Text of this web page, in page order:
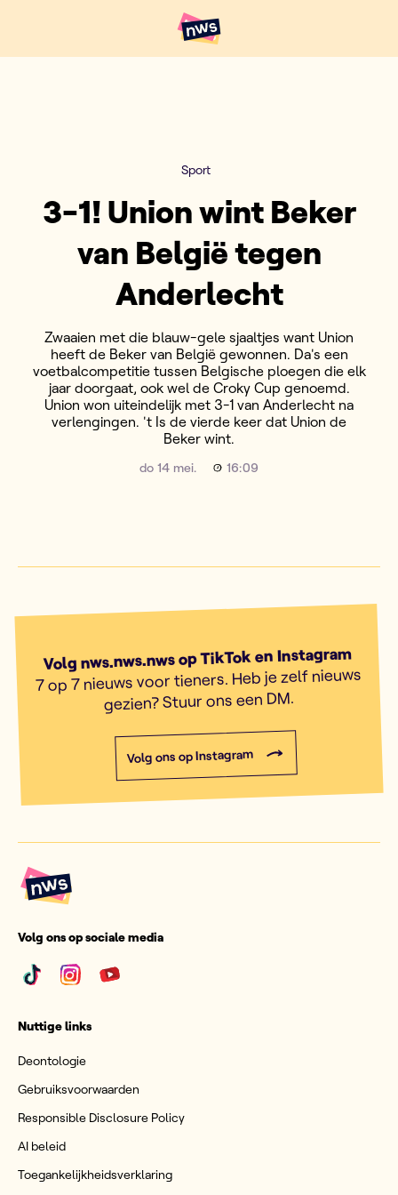
Hoofdpunten VRT NWS
Sport
3-1! Union wint Beker
van België tegen
Anderlecht
Zwaaien met die blauw-gele sjaaltjes want Union
heeft de Beker van België gewonnen. Da's een
voetbalcompetitie tussen Belgische ploegen die elk
jaar doorgaat, ook wel de Croky Cup genoemd.
Union won uiteindelijk met 3-1 van Anderlecht na
verlengingen. 't Is de vierde keer dat Union de
Beker wint.
do 14 mei. 16:09
Volg nws.nws.nws op TikTok en Instagram
7 op 7 nieuws voor tieners. Heb je zelf nieuws
gezien? Stuur ons een DM.
Volg ons op Instagram
Volg ons op sociale media
Nuttige links
Deontologie
Gebruiksvoorwaarden
Responsible Disclosure Policy
AI beleid
Toegankelijkheidsverklaring